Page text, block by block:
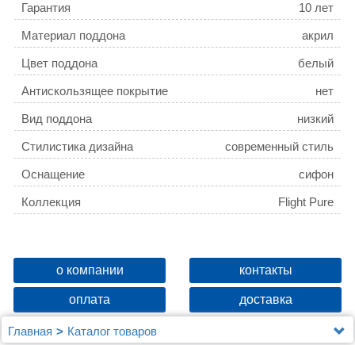
Гарантия 10 лет
Материал поддона акрил
Цвет поддона белый
Антискользящее покрытие нет
Вид поддона низкий
Стилистика дизайна современный стиль
Оснащение сифон
Коллекция Flight Pure
о компании контакты
оплата доставка
Главная
Каталог товаров